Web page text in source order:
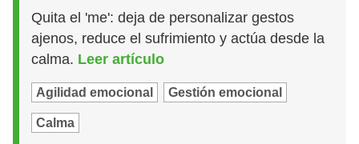
Quita el 'me': deja de personalizar gestos
ajenos, reduce el sufrimiento y actúa desde la
calma. Leer artículo
Agilidad emocional Gestión emocional
Calma